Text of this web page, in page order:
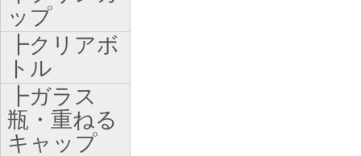
ップ
┣クリアボ
トル
┣ガラス
瓶・重ねる
キャップ